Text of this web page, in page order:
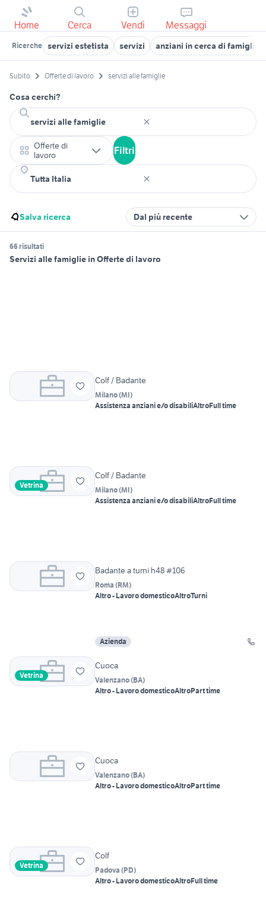
Home Cerca Vendi Messaggi
Ricerche servizi estetista servizi anziani in cerca di famiglia
Subito Offerte di lavoro servizi alle famiglie
Cosa cerchi?
Offerte di
lavoro
Filtri
Salva ricerca Dal più recente
66 risultati
Servizi alle famiglie in Offerte di lavoro
Colf / Badante
Milano(MI)
Assistenza anziani e/o disabiliAltroFull time
Vetrina
Colf / Badante
Milano(MI)
Assistenza anziani e/o disabiliAltroFull time
Badante a turni h48 #106
Roma (RM)
Altro - Lavoro domesticoAltroTurni
Azienda
Vetrina
Cuoca
Valenzano(BA)
Altro - Lavoro domesticoAltroPart time
Cuoca
Valenzano(BA)
Altro - Lavoro domesticoAltroPart time
Vetrina
Colf
Padova (PD)
Altro - Lavoro domesticoAltroFull time